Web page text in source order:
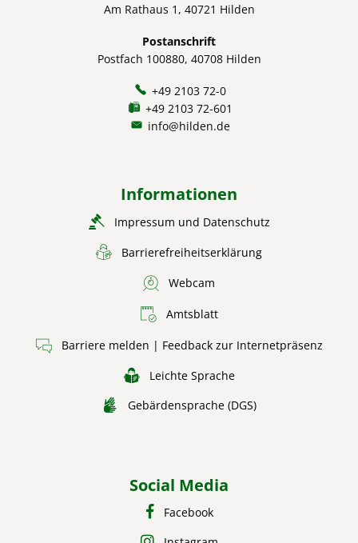
Am Rathaus 1, 40721 Hilden
Postanschrift
Postfach 100880, 40708 Hilden
+49 2103 72-0
+49 2103 72-601
info@hilden.de
Informationen
Impressum und Datenschutz
Barrierefreiheitserklärung
Webcam
Amtsblatt
Barriere melden | Feedback zur Internetpräsenz
Leichte Sprache
Gebärdensprache (DGS)
Social Media
Facebook